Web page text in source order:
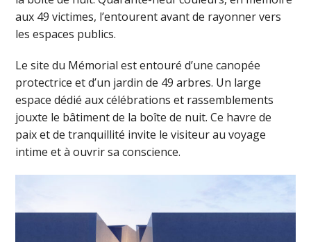
aux 49 victimes, l’entourent avant de rayonner vers
les espaces publics.
Le site du Mémorial est entouré d’une canopée
protectrice et d’un jardin de 49 arbres. Un large
espace dédié aux célébrations et rassemblements
jouxte le bâtiment de la boîte de nuit. Ce havre de
paix et de tranquillité invite le visiteur au voyage
intime et à ouvrir sa conscience.